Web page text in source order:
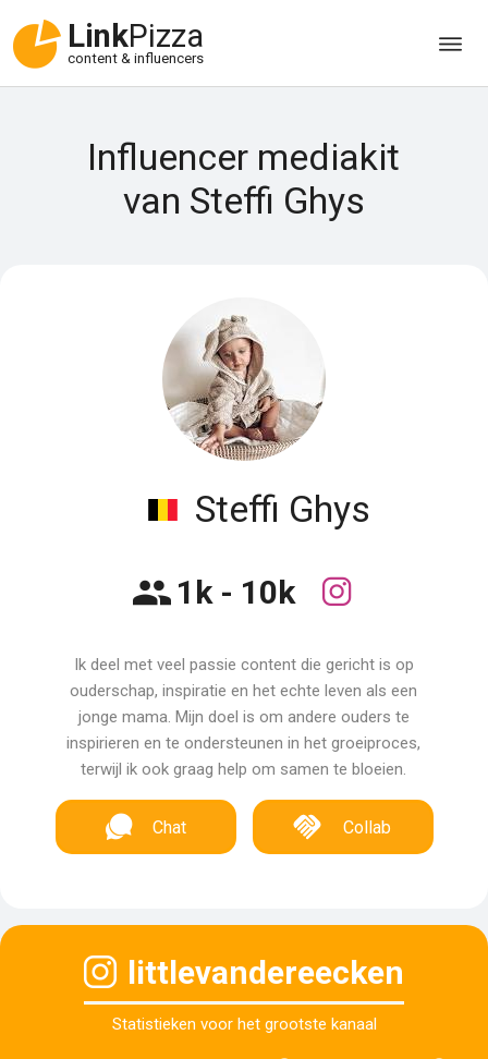
LinkPizza
content & influencers
Influencer mediakit
van Steffi Ghys
Steffi Ghys
1k - 10k
Ik deel met veel passie content die gericht is op
ouderschap, inspiratie en het echte leven als een
jonge mama. Mijn doel is om andere ouders te
inspirieren en te ondersteunen in het groeiproces,
terwijl ik ook graag help om samen te bloeien.
Chat Collab
littlevandereecken
Statistieken voor het grootste kanaal